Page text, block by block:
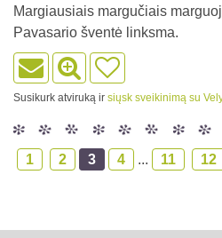
Margiausiais margučiais
Pavasario šventė linksma.
Susikurk atviruką ir siųsk sveikinimą su
1 2 3 4 ... 11 12